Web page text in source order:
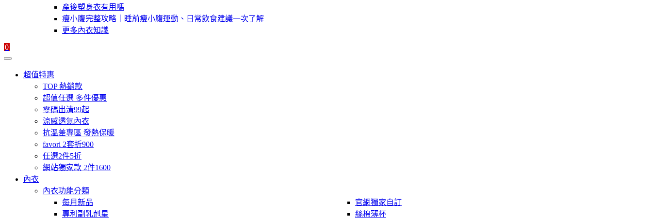
產後塑身衣有用嗎
瘦小腹完整攻略｜睡前瘦小腹運動、日常飲食建議一次了解
更多內衣知識
0
超值特惠
TOP 熱銷款
超值任選 多件優惠
零碼出清99起
涼感透氣內衣
抗溫差專區 發熱保暖
favori 2套折900
任選2件5折
網站獨家款 2件1600
內衣
內衣功能分類
每月新品
官網獨家自訂
專利副乳剋星
絲棉薄杯